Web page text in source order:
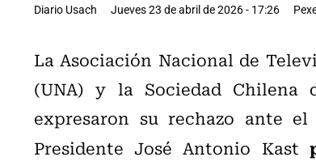
Diario Usach Jueves 23 de abril de 2026 - 17:26
La Asociación Nacional de
(UNA) y la Sociedad Chilena
expresaron su rechazo ante
Presidente José Antonio Kast